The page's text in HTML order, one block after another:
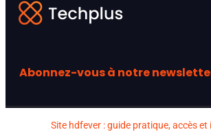
Abonnez-vous à notre
Site hdfever : guide pratique, accès